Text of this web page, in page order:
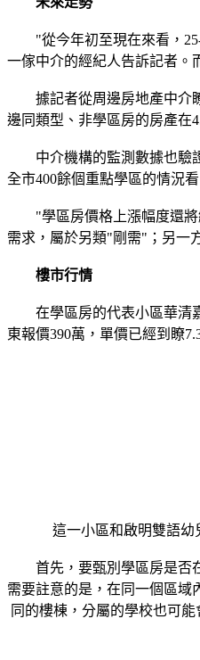
"從今年初至現在來看，25-
一傢中介的經紀人告訴記者。
據記者從周邊房地產中介瞭
邊同類型、非學區房的房產在
中介機構的監測數據也驗證
全市400餘個重點學區的情況
"學區房價格上漲幅度還將
需求，屬於另類"剛需"；另一
樓市行情
在學區房的代表小區華清嘉
東報價390萬，單價已經到瞭
這一小區和啟明雙語幼兒
首先，要甄別學區房是否在
需要註意的是，在同一個區域
同的樓棟，分屬的學校也可